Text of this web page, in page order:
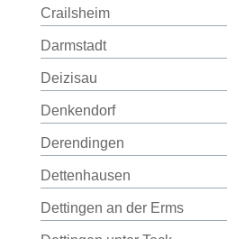
Crailsheim
Darmstadt
Deizisau
Denkendorf
Derendingen
Dettenhausen
Dettingen an der Erms